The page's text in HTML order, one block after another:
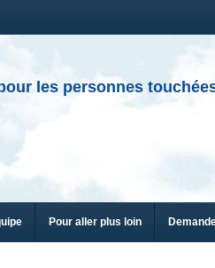
les personnes
Pour aller plus loin